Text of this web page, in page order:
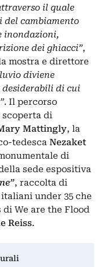
il quale
del cambiamento
inondazioni,
dei ghiacci”,
mostra e direttore
diviene
di cui
. Il percorso
di
Mattingly, la
tedesca Nezaket
di
sede espositiva
, raccolta di
under 35 che
We are the Flood
Reiss.